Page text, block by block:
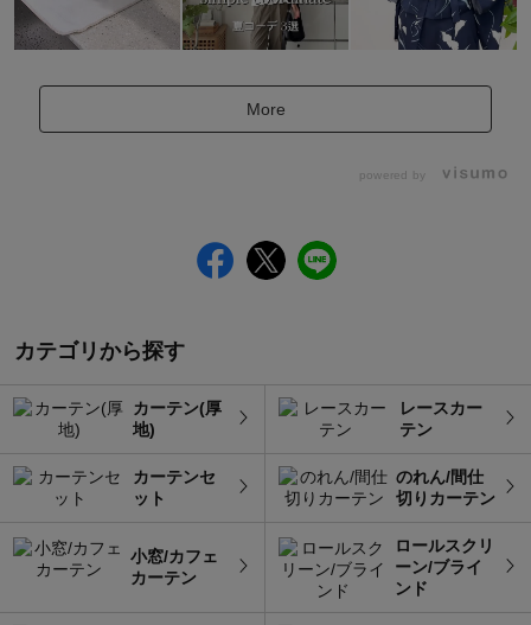
More
powered by
カテゴリから探す
カーテン(厚
地)
レースカー
テン
カーテンセ
ット
のれん/間仕
切りカーテン
小窓/カフェ
カーテン
ロールスクリ
ーン/ブライ
ンド